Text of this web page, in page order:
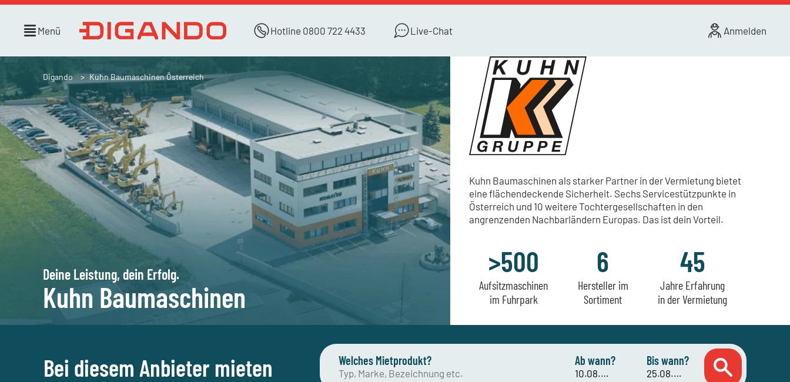
Menü Hotline 0800 722 4433 Live-Chat Anmelden
Kuhn Baumaschinen als starker Partner in der Vermietung bietet
eine flächendeckende Sicherheit. Sechs Servicestützpunkte in
Österreich und 10 weitere Tochtergesellschaften in den
angrenzenden Nachbarländern Europas. Das ist dein Vorteil.
Aufsitzmaschinen
im Fuhrpark
>500
Hersteller im
Sortiment
6
Jahre Erfahrung
in der Vermietung
45
Digando Kuhn Baumaschinen Österreich
Deine Leistung, dein Erfolg.
Kuhn Baumaschinen
Bei diesem Anbieter mieten Welches Mietprodukt? Ab wann? Bis wann?